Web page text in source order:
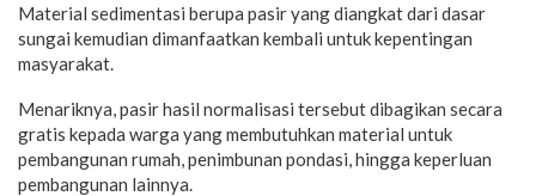
Material sedimentasi berupa pasir yang diangkat dari dasar
sungai kemudian dimanfaatkan kembali untuk kepentingan
masyarakat.
Menariknya, pasir hasil normalisasi tersebut dibagikan secara
gratis kepada warga yang membutuhkan material untuk
pembangunan rumah, penimbunan pondasi, hingga keperluan
pembangunan lainnya.